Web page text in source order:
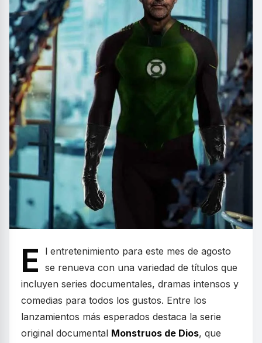
E
l entretenimiento para este mes de agosto
se renueva con una variedad de títulos que
incluyen series documentales, dramas intensos y
comedias para todos los gustos. Entre los
lanzamientos más esperados destaca la serie
original documental Monstruos de Dios, que